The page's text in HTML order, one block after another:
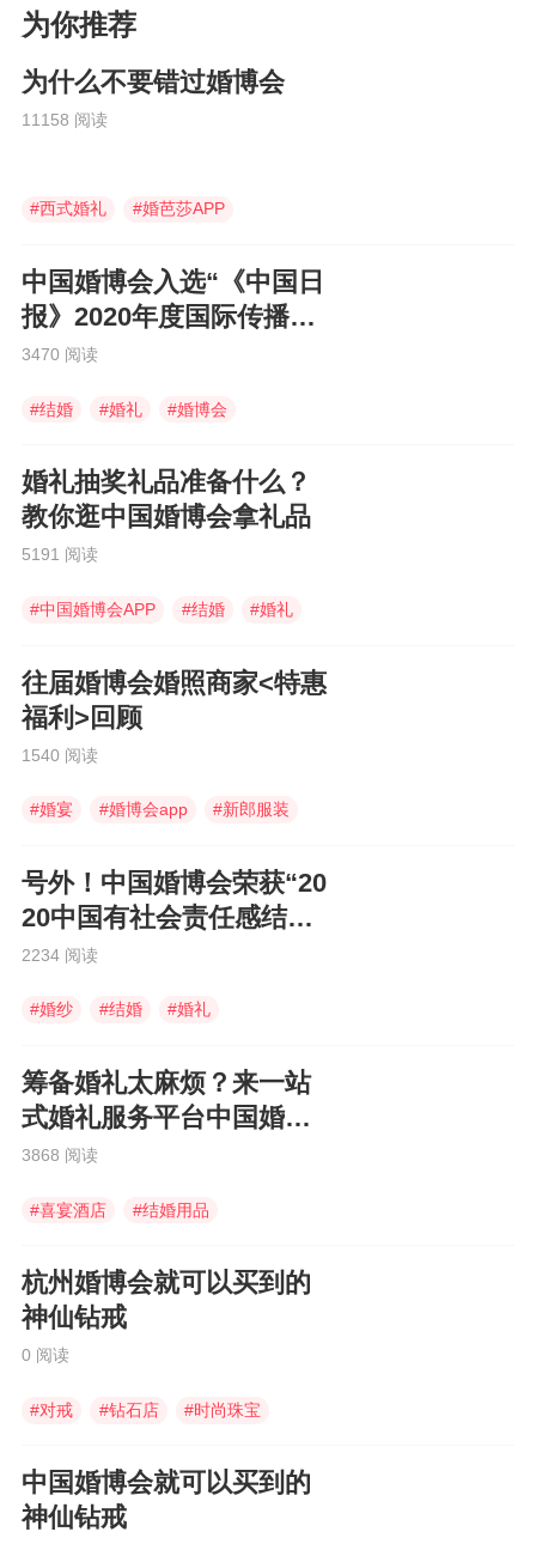
为你推荐
为什么不要错过婚博会
11158 阅读
#西式婚礼 #婚芭莎APP
中国婚博会入选“《中国日
报》2020年度国际传播图
片”
3470 阅读
#结婚 #婚礼 #婚博会
婚礼抽奖礼品准备什么？
教你逛中国婚博会拿礼品
5191 阅读
#中国婚博会APP #结婚 #婚礼
往届婚博会婚照商家<特惠
福利>回顾
1540 阅读
#婚宴 #婚博会app #新郎服装
号外！中国婚博会荣获“20
20中国有社会责任感结婚
企业”
2234 阅读
#婚纱 #结婚 #婚礼
筹备婚礼太麻烦？来一站
式婚礼服务平台中国婚博
会啊！
3868 阅读
#喜宴酒店 #结婚用品
杭州婚博会就可以买到的
神仙钻戒
0 阅读
#对戒 #钻石店 #时尚珠宝
中国婚博会就可以买到的
神仙钻戒